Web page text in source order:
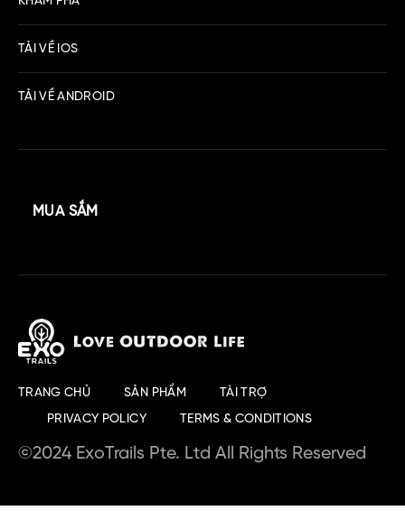
TẢI VỀ IOS
TẢI VỀ ANDROID
MUA SẮM
TRANG CHỦ SẢN PHẨM TÀI TRỢ
PRIVACY POLICY TERMS & CONDITIONS
©2024 ExoTrails Pte. Ltd All Rights Reserved